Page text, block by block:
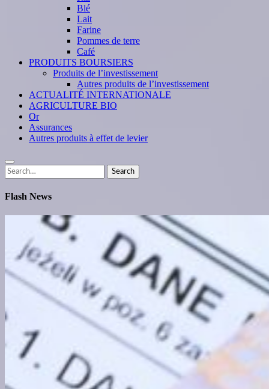
Blé
Lait
Farine
Pommes de terre
Café
PRODUITS BOURSIERS
Produits de l’investissement
Autres produits de l’investissement
ACTUALITÉ INTERNATIONALE
AGRICULTURE BIO
Or
Assurances
Autres produits à effet de levier
Search
for:
Search
Flash News